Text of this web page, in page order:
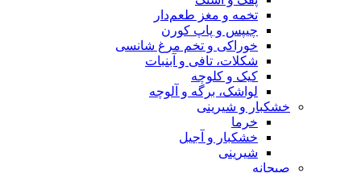
تخمه و مغز طعم‌دار
چیپس و پاپ کورن
خوراکی و تخم مرغ شانسی
شکلات، تافی و آبنبات
کیک و کلوچه
لواشک، برگه و آلوچه
خشکبار و شیرینی
خرما
خشکبار و آجیل
شیرینی
صبحانه